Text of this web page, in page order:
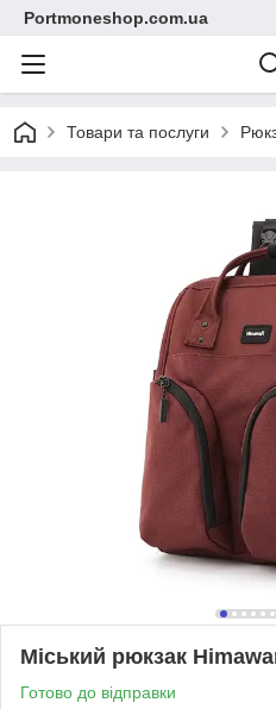
Portmoneshop.com.ua
Товари та послуги
Міський рюкзак
Готово до відправки